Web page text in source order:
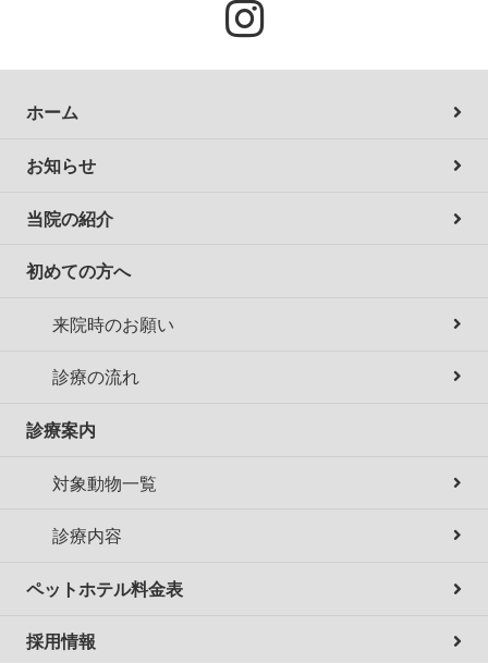
ホーム
お知らせ
当院の紹介
初めての方へ
来院時のお願い
診療の流れ
診療案内
対象動物一覧
診療内容
ペットホテル料金表
採用情報